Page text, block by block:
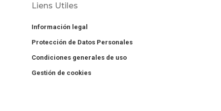
Liens Utiles
Información legal
Protección de Datos Personales
Condiciones generales de uso
Gestión de cookies